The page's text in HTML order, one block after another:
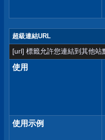
超級連結URL
[url] 標籤允許您連結到其他
使用
使用示例